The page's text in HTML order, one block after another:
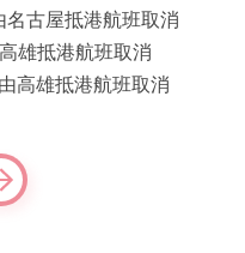
名古屋抵港航班取消
雄抵港航班取消
高雄抵港航班取消